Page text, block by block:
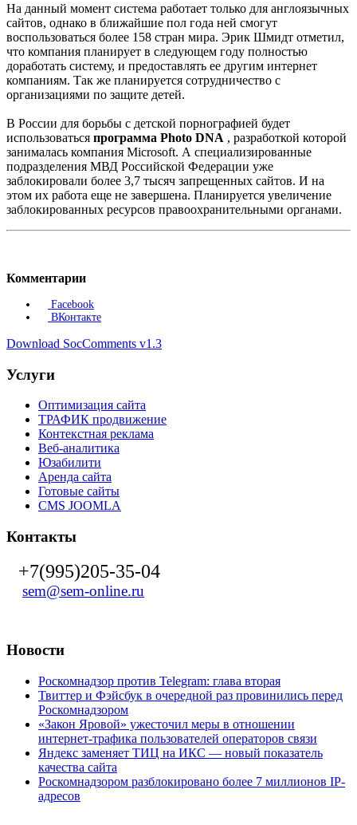
На данный момент система работает только для англоязычных
сайтов, однако в ближайшие пол года ней смогут
воспользоваться более 158 стран мира. Эрик Шмидт отметил,
что компания планирует в следующем году полностью
доработать систему, и предоставлять ее другим интернет
компаниям. Так же планируется сотрудничество с
организациями по защите детей.
В России для борьбы с детской порнографией будет
использоваться программа Photo DNA , разработкой которой
занималась компания Microsoft. А специализированные
подразделения МВД Российской Федерации уже
заблокировали более 3,7 тысяч запрещенных сайтов. И на
этом их работа еще не завершена. Планируется увеличение
заблокированных ресурсов правоохранительными органами.
Комментарии
Facebook
ВКонтакте
Download SocComments v1.3
Услуги
Оптимизация сайта
ТРАФИК продвижение
Контекстная реклама
Веб-аналитика
Юзабилити
Аренда сайта
Готовые сайты
CMS JOOMLA
Контакты
+7(995)205-35-04
sem@sem-online.ru
Новости
Роскомнадзор против Telegram: глава вторая
Твиттер и Фэйсбук в очередной раз провинились перед
Роскомнадзором
«Закон Яровой» ужесточил меры в отношении
интернет-трафика пользователей операторов связи
Яндекс заменяет ТИЦ на ИКС — новый показатель
качества сайта
Роскомнадзором разблокировано более 7 миллионов IP-
адресов